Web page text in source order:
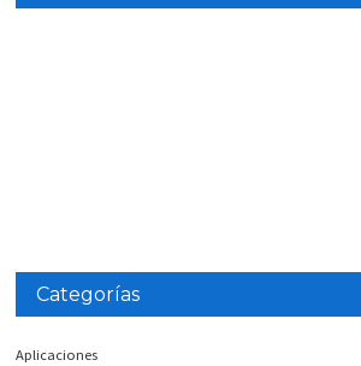
Categorías
Aplicaciones